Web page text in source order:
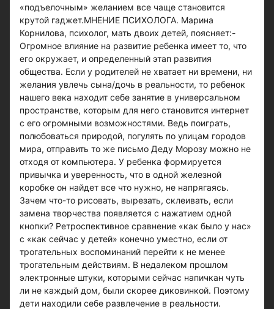
«подъелочным» желанием все чаще становится
крутой гаджет.МНЕНИЕ ПСИХОЛОГА. Марина
Корнилова, психолог, мать двоих детей, поясняет:-
Огромное влияние на развитие ребенка имеет то, что
его окружает, и определенный этап развития
общества. Если у родителей не хватает ни времени, ни
желания увлечь сына/дочь в реальности, то ребенок
нашего века находит себе занятие в универсальном
пространстве, которым для него становится интернет
с его огромными возможностями. Ведь поиграть,
полюбоваться природой, погулять по улицам городов
мира, отправить то же письмо Деду Морозу можно не
отходя от компьютера. У ребенка формируется
привычка и уверенность, что в одной железной
коробке он найдет все что нужно, не напрягаясь.
Зачем что-то рисовать, вырезать, склеивать, если
замена творчества появляется с нажатием одной
кнопки? Ретроспективное сравнение «как было у нас»
с «как сейчас у детей» конечно уместно, если от
трогательных воспоминаний перейти к не менее
трогательным действиям. В недалеком прошлом
электронные штуки, которыми сейчас напичкан чуть
ли не каждый дом, были скорее диковинкой. Поэтому
дети находили себе развлечение в реальности.